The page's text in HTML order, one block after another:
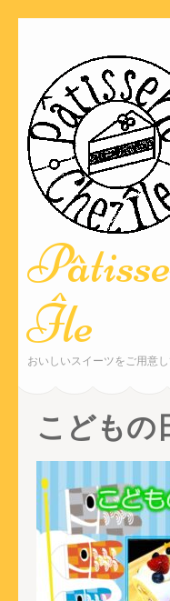
ツ
へ
(Enter
押
す)
Île
おいしいスイーツをご用意
こどもの